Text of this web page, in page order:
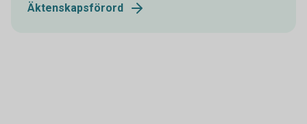
Äktenskapsförord